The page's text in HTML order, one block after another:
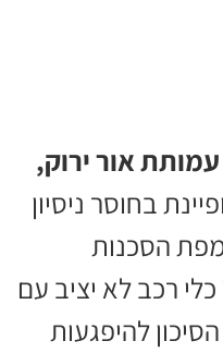
אור ירוק,
בחוסר ניסיון
הסכנות
רכב לא יציב עם
להיפגעות